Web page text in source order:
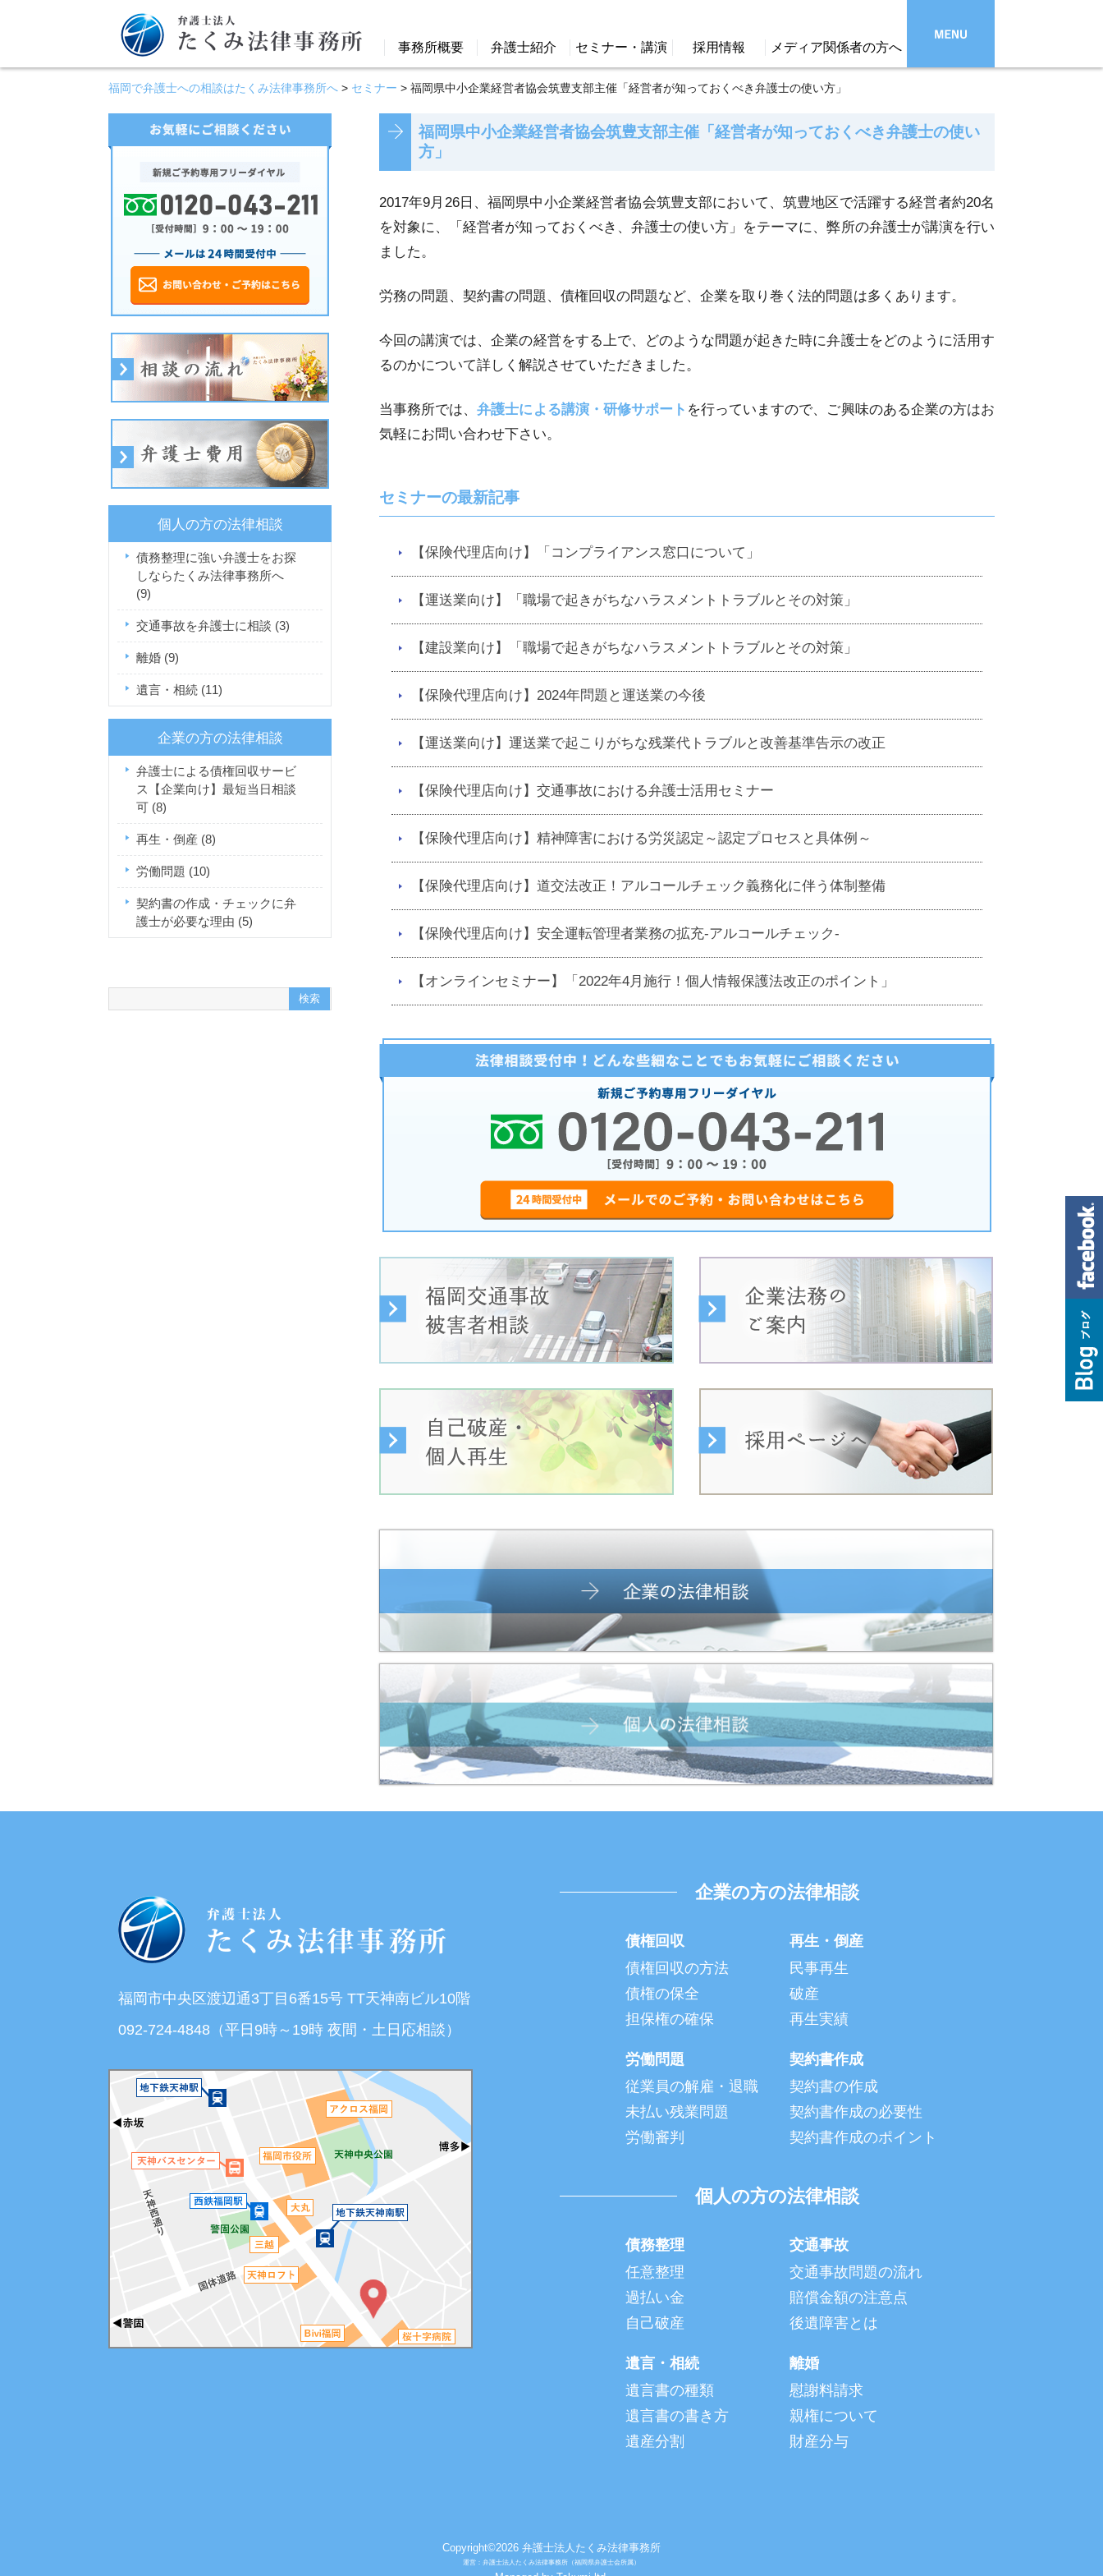
事務所概要 弁護士紹介 セミナー・講演 採用情報 メディア関係者の方へ
福岡で弁護士への相談はたくみ法律事務所へ > セミナー > 福岡県中小企業経営者協会筑豊支部主催「経営者が知っておくべき弁護士の使い方」
福岡県中小企業経営者協会筑豊支部主催「経営者が知っておくべき弁護士の使い
方」
2017年9月26日、福岡県中小企業経営者協会筑豊支部において、筑豊地区で活躍する経営者約20名
を対象に、「経営者が知っておくべき、弁護士の使い方」をテーマに、弊所の弁護士が講演を行い
ました。
労務の問題、契約書の問題、債権回収の問題など、企業を取り巻く法的問題は多くあります。
今回の講演では、企業の経営をする上で、どのような問題が起きた時に弁護士をどのように活用す
るのかについて詳しく解説させていただきました。
当事務所では、弁護士による講演・研修サポート を行っていますので、ご興味のある企業の方はお
気軽にお問い合わせ下さい。
セミナーの最新記事
【保険代理店向け】「コンプライアンス窓口について」
【運送業向け】「職場で起きがちなハラスメントトラブルとその対策」
【建設業向け】「職場で起きがちなハラスメントトラブルとその対策」
【保険代理店向け】2024年問題と運送業の今後
【運送業向け】運送業で起こりがちな残業代トラブルと改善基準告示の改正
【保険代理店向け】交通事故における弁護士活用セミナー
【保険代理店向け】精神障害における労災認定～認定プロセスと具体例～
【保険代理店向け】道交法改正！アルコールチェック義務化に伴う体制整備
【保険代理店向け】安全運転管理者業務の拡充-アルコールチェック-
【オンラインセミナー】「2022年4月施行！個人情報保護法改正のポイント」
個人の方の法律相談
債務整理に強い弁護士をお探
しならたくみ法律事務所へ
(9)
交通事故を弁護士に相談 (3)
離婚 (9)
遺言・相続 (11)
企業の方の法律相談
弁護士による債権回収サービ
ス【企業向け】最短当日相談
可 (8)
再生・倒産 (8)
労働問題 (10)
契約書の作成・チェックに弁
護士が必要な理由 (5)
福岡市中央区渡辺通3丁目6番15号 TT天神南ビル10階
092-724-4848（平日9時～19時 夜間・土日応相談）
企業の方の法律相談
債権回収
債権回収の方法
債権の保全
担保権の確保
労働問題
従業員の解雇・退職
未払い残業問題
労働審判
再生・倒産
民事再生
破産
再生実績
契約書作成
契約書の作成
契約書作成の必要性
契約書作成のポイント
個人の方の法律相談
債務整理
任意整理
過払い金
自己破産
遺言・相続
遺言書の種類
遺言書の書き方
遺産分割
交通事故
交通事故問題の流れ
賠償金額の注意点
後遺障害とは
離婚
慰謝料請求
親権について
財産分与
Copyright©2026 弁護士法人たくみ法律事務所
運営：弁護士法人たくみ法律事務所（福岡県弁護士会所属）